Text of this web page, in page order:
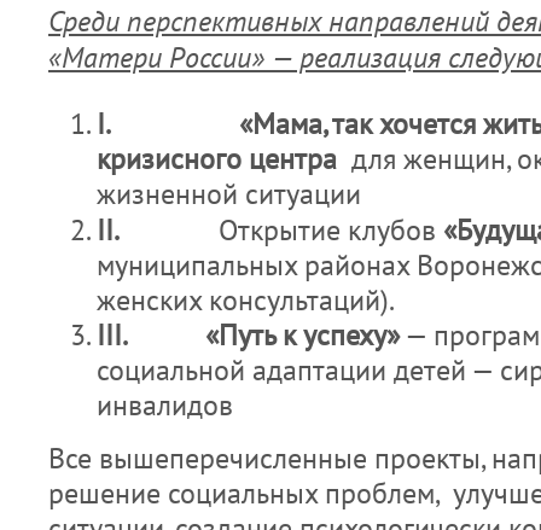
Среди перспективных направлений
«Матери России» — реализация
I. «Мама, так хочется
кризисного центра для женщин,
жизненной ситуации
II. Открытие клубов
муниципальных районах
женских консультаций).
III. «Путь к успеху»—
социальной адаптации детей —
инвалидов
Все вышеперечисленные проекты,
решение социальных проблем,